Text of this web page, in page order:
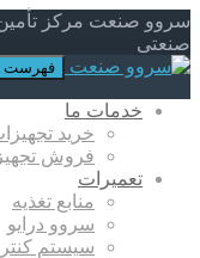
سروو صنعت مرکز تأمین
صنعتی
فهرست
خدمات ما
خرید
فروش
تعمیرات
منابع تغذیه
سروو درایو
سیستم